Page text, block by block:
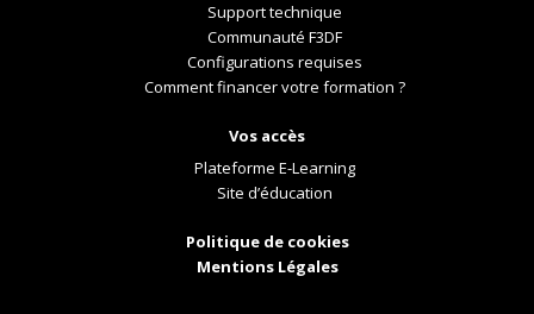
Support technique
Communauté F3DF
Configurations requises
Comment financer votre formation ?
Vos accès
Plateforme E-Learning
Site d’éducation
Politique de cookies
Mentions Légales